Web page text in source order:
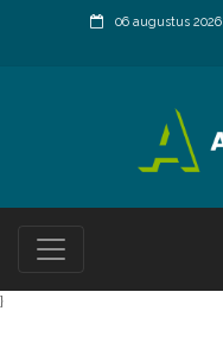
06 augustus 2026
}